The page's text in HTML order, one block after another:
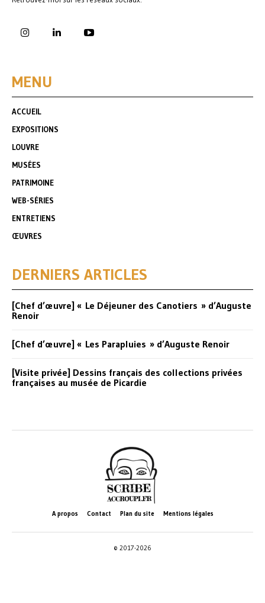
MENU
ACCUEIL
EXPOSITIONS
LOUVRE
MUSÉES
PATRIMOINE
WEB-SÉRIES
ENTRETIENS
ŒUVRES
DERNIERS ARTICLES
[Chef d’œuvre] « Le Déjeuner des Canotiers » d’Auguste
Renoir
[Chef d’œuvre] « Les Parapluies » d’Auguste Renoir
[Visite privée] Dessins français des collections privées
françaises au musée de Picardie
A propos Contact Plan du site Mentions légales
© 2017-2026